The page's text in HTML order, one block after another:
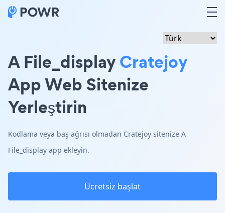
A File_displayCratejoy
App Web Sitenize
Yerleştirin
Kodlama veya baş ağrısı olmadan Cratejoy sitenize A
File_display app ekleyin.
Ücretsiz başlat